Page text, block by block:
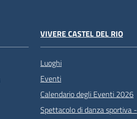
VIVERE CASTEL DEL RIO
Luoghi
Eventi
Calendario degli Eventi 2026
Spettacolo di danza sportiva -